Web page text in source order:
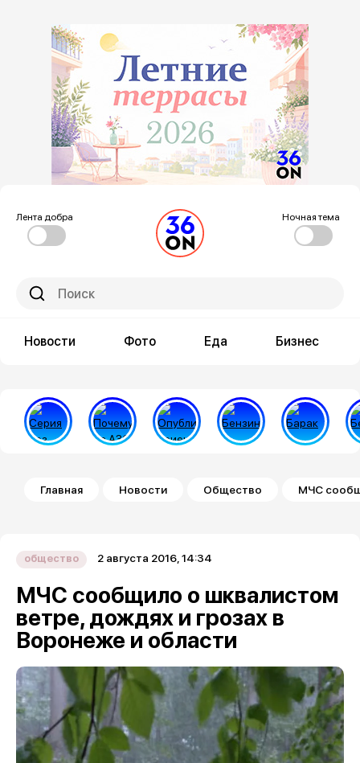
Лента добра Ночная тема
Новости Фото Еда Бизнес
Строка навигации
Главная Новости Общество МЧС
общество 2 августа 2016, 14:34
МЧС сообщило о шквалистом
ветре, дождях и грозах в
Воронеже и области